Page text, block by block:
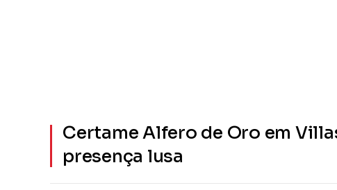
Certame Alfero de Oro em
presença lusa